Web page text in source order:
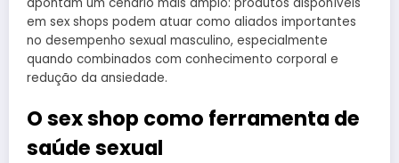
em sex shops podem atuar como aliados importantes
no desempenho sexual masculino, especialmente
quando combinados com conhecimento corporal e
redução da ansiedade.
O sex shop como ferramenta de
saúde sexual